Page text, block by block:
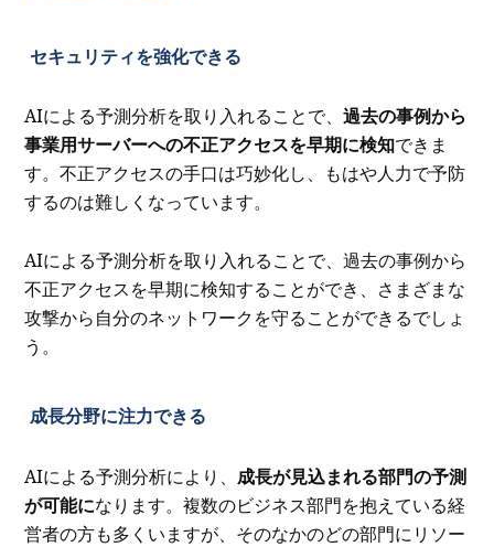
セキュリティを強化できる
AIによる予測分析を取り入れることで、過去の事例から
事業用サーバーへの不正アクセスを早期に検知できま
す。不正アクセスの手口は巧妙化し、もはや人力で予防
するのは難しくなっています。
AIによる予測分析を取り入れることで、過去の事例から
不正アクセスを早期に検知することができ、さまざまな
攻撃から自分のネットワークを守ることができるでしょ
う。
成長分野に注力できる
AIによる予測分析により、 成長が見込まれる部門の予測
が可能になります。複数のビジネス部門を抱えている経
営者の方も多くいますが、そのなかのどの部門にリソー